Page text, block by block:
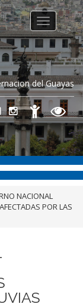
del Guayas
Toggle
navigation
NACIONAL
POR LAS